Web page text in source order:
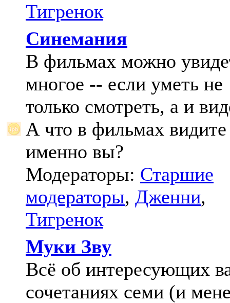
Тигренок
Синемания
В фильмах можно
многое -- если уметь не
только смотреть, а и
А что в фильмах видите
именно вы?
Модераторы: Старшие
модераторы, Дженни,
Тигренок
Муки Зву
Всё об интересующих
сочетаниях семи (и